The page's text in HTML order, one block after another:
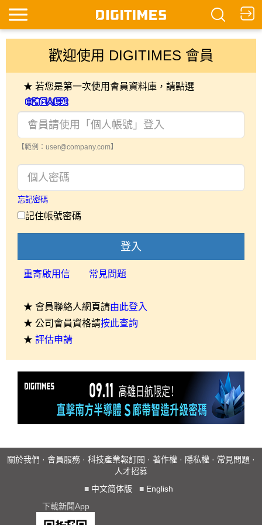
歡迎使用 DIGITIMES 會員
★ 若您是第一次使用會員資料庫，請點選
【範例：user@company.com】
忘記密碼
記住帳號密碼
登入
重寄啟用信 常見問題
★ 會員聯絡人網頁請由此登入
★ 公司會員資格請按此查詢
★ 評估申請
關於我們 · 會員服務 · 科技產業報訂閱 · 著作權 · 隱私權 · 常見問題 ·
人才招募
■ 中文简体版 ■ English
下載新聞App